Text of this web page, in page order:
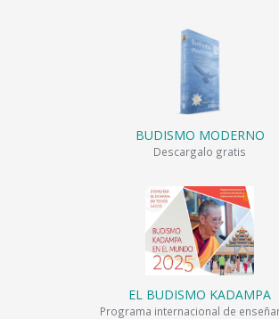
BUDISMO MODERNO
Descargalo gratis
EL BUDISMO KADAMPA
Programa internacional de